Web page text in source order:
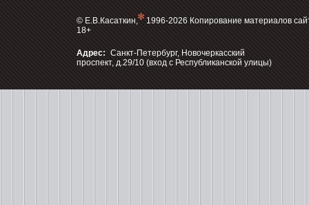
Адрес: Санкт-Петербург, Новочеркасский
проспект, д.29/10 (вход с Республиканской улицы)
© Е.В.Касаткин,
1996-2026 Копирование материалов
18+